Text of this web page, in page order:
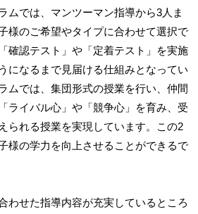
ムでは、マンツーマン指導から3人ま
様のご希望やタイプに合わせて選択で
確認テスト」や「定着テスト」を実施
になるまで見届ける仕組みとなってい
ムでは、集団形式の授業を行い、仲間
ライバル心」や「競争心」を育み、受
られる授業を実現しています。この2
様の学力を向上させることができるで
わせた指導内容が充実しているところ